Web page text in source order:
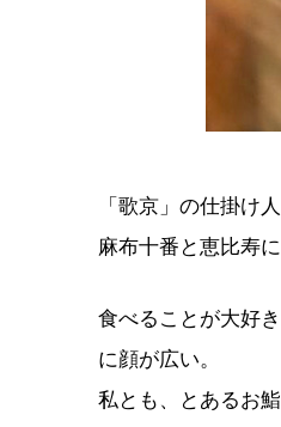
「歌京」の仕掛け
麻布十番と恵比寿
食べることが大好
に顔が広い。
私とも、とあるお